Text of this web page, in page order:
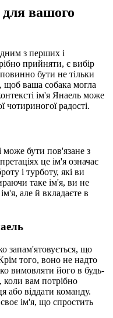
для вашого
з перших і
прийняти, є вибір
бути не тільки
ваша собака могла
ім'я Янаель може
чотириногої радості.
може бути пов'язане з
це ім'я означає
і турботу, які ви
таке ім'я, ви не
але й вкладаєте в
запам'ятовується, що
того, воно не надто
вимовляти його в будь-
коли вам потрібно
або віддати команду.
ім'я, що спростить